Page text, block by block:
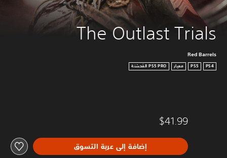
The Outlast Trials
Red Barrels
PS4
PS5 معيار
$41.99
إضافة إلى عربة التسوق